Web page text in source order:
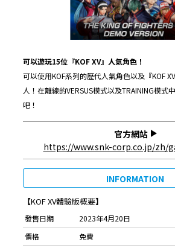
可以遊玩15位『KOF XV』人氣角色！
可以使用KOF系列的歴代人氣角色以及『KOF
人！在離線的VERSUS模式以及TRAINING模式
吧！
官方網站
https://www.snk-corp.co.jp/zh/
INFORMATION
【KOF XV體驗版概要】
發售日期
2023年4月20日
價格
免費